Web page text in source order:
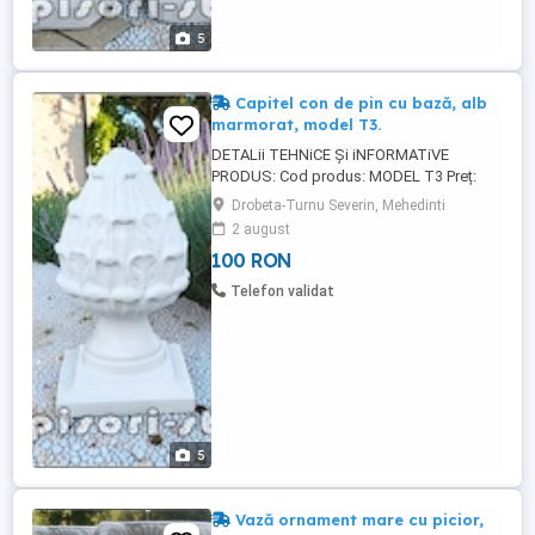
5
5
Capitel con de pin cu bază, alb
marmorat, model T3.
DETALii TEHNiCE Și iNFORMATiVE
PRODUS: Cod produs: MODEL T3 Preț:
100 lei bucata. Detalii Tehnice: Înălțime: 35
cm. Diametrul conului: 20 cm. Dimensiuni
bază: 20,5 20,5 cm. Greutate: 17 kg.
Material: Beton aditivat, ciment 52,5 R,
agregate concasate. Culori disponibile:
Drobeta-Turnu Severin, Mehedinti
2 august
100 RON
Telefon validat
Vază ornament mare cu picior,